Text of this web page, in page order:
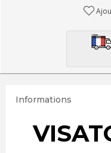
Informations